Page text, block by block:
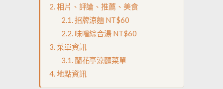
相片、評論、推薦、美食
招牌涼麵 NT$60
味噌綜合湯 NT$60
菜單資訊
蘭花亭涼麵菜單
地點資訊